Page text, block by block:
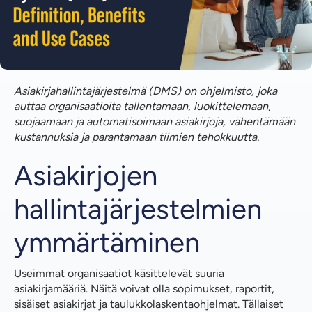
Mitkä ovat DMS-järjestelmän käyttöönoton
tärkeimmät edut?
Mitkä toimialat hyötyvät eniten DMS-järjestelmästä?
Kuka käyttää DMS-järjestelmää?
Miksi käyttää DMS:ää?
Yhteenveto DMS Essentials
Asiakirjahallintajärjestelmä (DMS) on ohjelmisto, joka
auttaa organisaatioita tallentamaan, luokittelemaan,
suojaamaan ja automatisoimaan asiakirjoja, vähentämään
kustannuksia ja parantamaan tiimien tehokkuutta.
Asiakirjojen
hallintajärjestelmien
ymmärtäminen
Useimmat organisaatiot käsittelevät suuria
asiakirjamääriä. Näitä voivat olla sopimukset, raportit,
sisäiset asiakirjat ja taulukkolaskentaohjelmat. Tällaiset